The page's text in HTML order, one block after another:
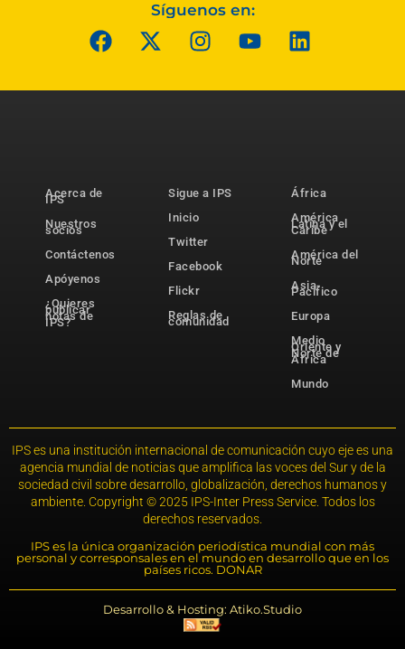
Síguenos en:
Acerca de
IPS
Nuestros
socios
Contáctenos
Apóyenos
¿Quieres
publicar
notas de
IPS?
Sigue a IPS
Inicio
Twitter
Facebook
Flickr
Reglas de
comunidad
África
América
Latina y el
Caribe
América del
Norte
Asia-
Pacífico
Europa
Medio
Oriente y
Norte de
África
Mundo
IPS es una institución internacional de comunicación cuyo eje es una
agencia mundial de noticias que amplifica las voces del Sur y de la
sociedad civil sobre desarrollo, globalización, derechos humanos y
ambiente. Copyright © 2025 IPS-Inter Press Service. Todos los
derechos reservados.
IPS es la única organización periodística mundial con más
personal y corresponsales en el mundo en desarrollo que en los
países ricos. DONAR
Desarrollo & Hosting: Atiko.Studio